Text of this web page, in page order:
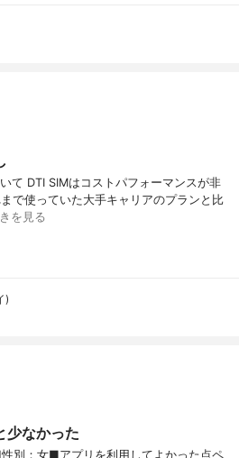
て DTI SIMはコストパフォーマンスが非
で使っていた大手キャリアのプランと比
を見る
)
少なかった
別：女■アプリを利用してよかった点ペ